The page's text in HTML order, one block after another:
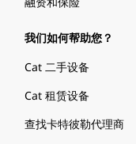
我们如何帮助您？
Cat 二手设备
Cat 租赁设备
查找卡特彼勒代理商